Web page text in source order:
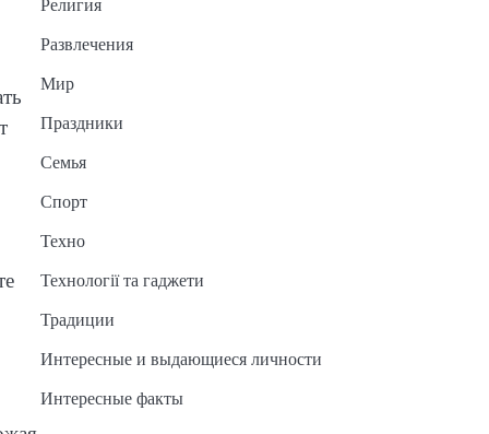
Религия
Развлечения
Мир
Праздники
Семья
Спорт
Техно
Технології та гаджети
Традиции
Интересные и выдающиеся личности
Интересные факты